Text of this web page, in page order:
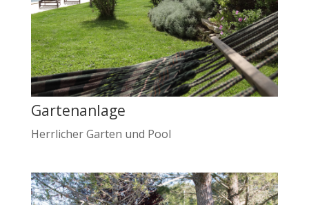
Gartenanlage
Herrlicher Garten und Pool